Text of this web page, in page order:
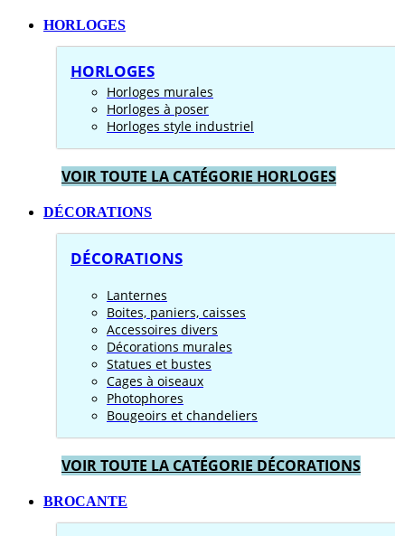
HORLOGES
HORLOGES
Horloges murales
Horloges à poser
Horloges style industriel
VOIR TOUTE LA CATÉGORIE HORLOGES
DÉCORATIONS
DÉCORATIONS
Lanternes
Boites, paniers, caisses
Accessoires divers
Décorations murales
Statues et bustes
Cages à oiseaux
Photophores
Bougeoirs et chandeliers
VOIR TOUTE LA CATÉGORIE DÉCORATIONS
BROCANTE